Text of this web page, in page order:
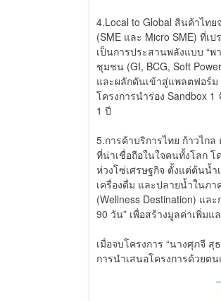
4.Local to Global สินค้าไท
(SME และ Micro SME) ที่เ
เป็นการประสานพลังแบบ “
ชุมชน (GI, BCG, Soft
และผลักดันเข้าสู่แพลตฟอร์ม
โครงการนำร่อง Sandbox
1 ปี
5.การค้าบริการไทย ก้าวไกล
ที่น่าเชื่อถือในใจคนทั้งโลก โ
ห่วงโซ่เศรษฐกิจ ตั้งแต่ต้นน้
เครื่องดื่ม และปลายน้ำในภา
(Wellness Destination) แล
90 วัน” เพื่อสร้างมูลค่าเพิ่ม
เมื่อจบโครงการ “นางศุภจี
การนำเสนอโครงการด้วยตน